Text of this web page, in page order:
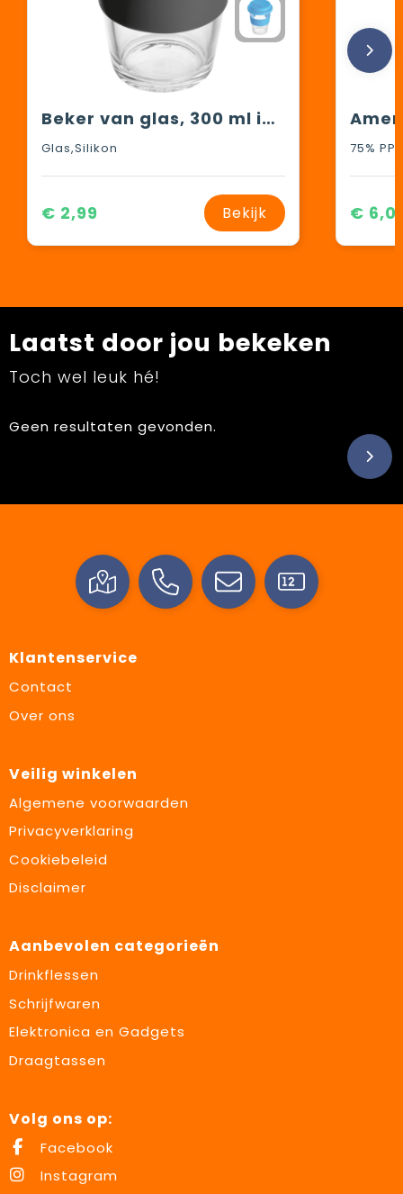
Beker van glas, 300 ml inhoud
Glas,Silikon
€ 2,99 Bekijk €
Laatst door jou bekeken
Toch wel leuk hé!
Geen resultaten gevonden.
Klantenservice
Contact
Over ons
Veilig winkelen
Algemene voorwaarden
Privacyverklaring
Cookiebeleid
Disclaimer
Aanbevolen categorieën
Drinkflessen
Schrijfwaren
Elektronica en Gadgets
Draagtassen
Volg ons op:
Facebook
Instagram